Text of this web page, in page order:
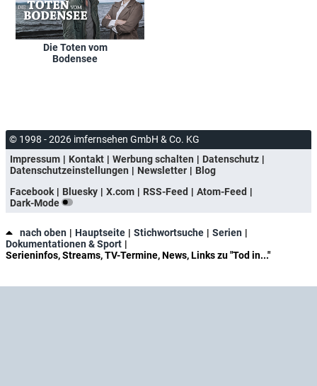
Die Toten vom
Bodensee
© 1998 - 2026 imfernsehen GmbH & Co. KG
Impressum
Kontakt Werbung schalten
Datenschutz
Datenschutzeinstellungen
Newsletter
Blog
Facebook
Bluesky X.com RSS-Feed
Atom-Feed
Dark-Mode
nach oben Hauptseite Stichwortsuche
Serien
Dokumentationen & Sport
Serieninfos, Streams, TV-Termine, News, Links zu "Tod in..."